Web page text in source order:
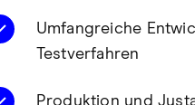
Umfangreiche
Testverfahren
Produktion und